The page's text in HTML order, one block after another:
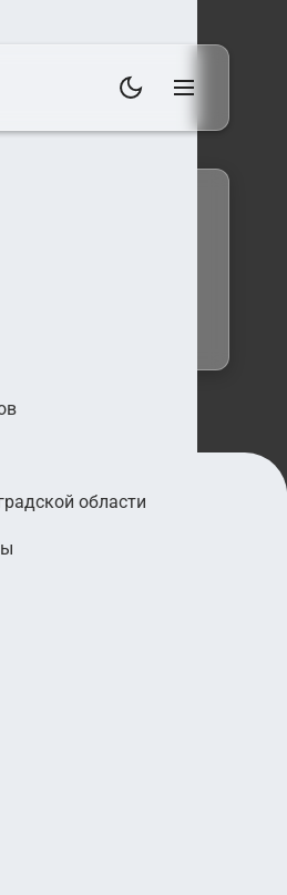
области